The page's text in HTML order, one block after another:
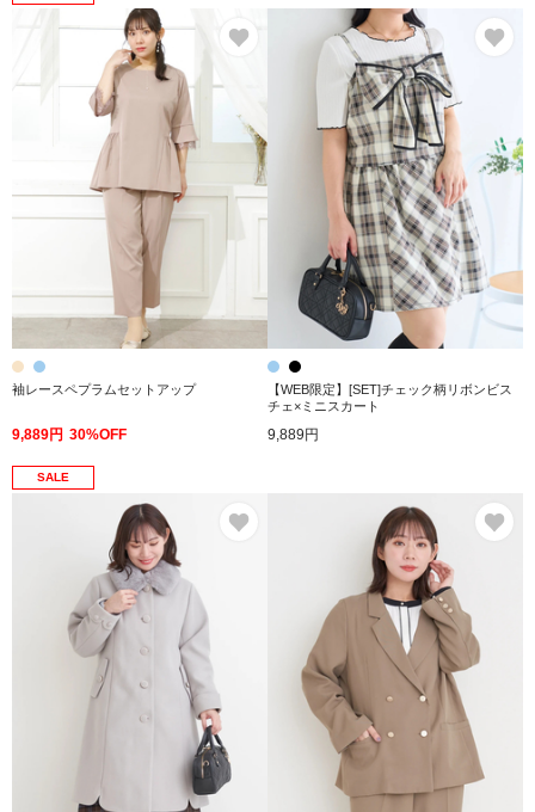
袖レースペプラムセットアップ
9,889円 30%OFF
【WEB限定】[SET]チェック柄リボンビス
チェ×ミニスカート
9,889円
SALE